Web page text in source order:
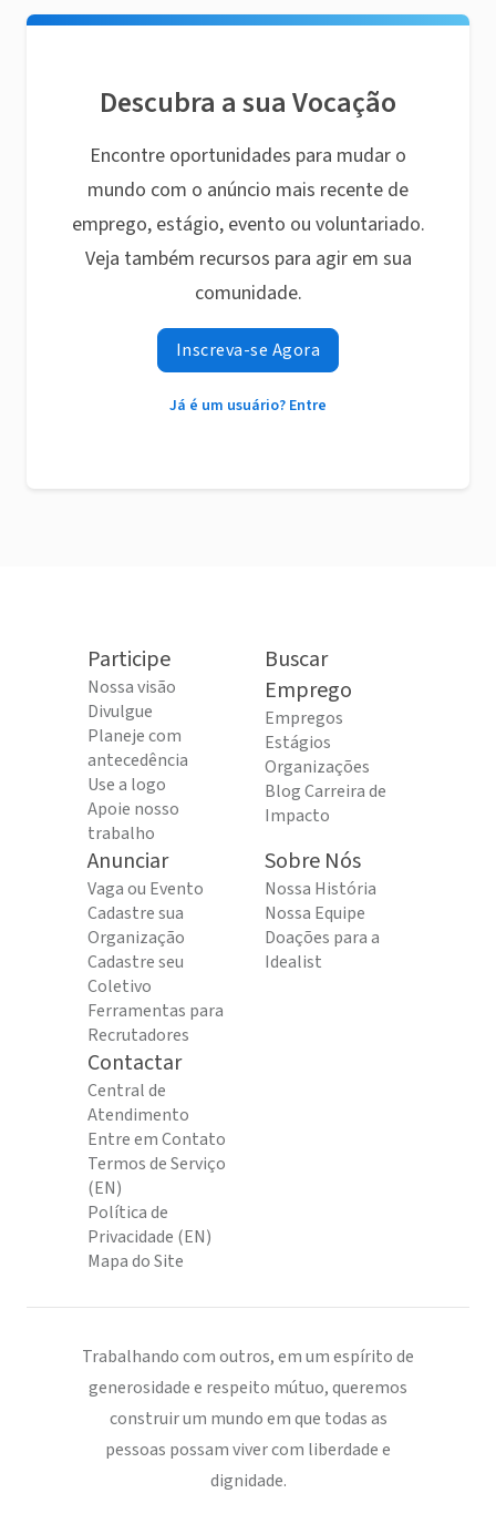
Descubra a sua Vocação
Encontre oportunidades para mudar o
mundo com o anúncio mais recente de
emprego, estágio, evento ou voluntariado.
Veja também recursos para agir em sua
comunidade.
Inscreva-se Agora
Já é um usuário? Entre
Participe
Nossa visão
Divulgue
Planeje com
antecedência
Use a logo
Apoie nosso
trabalho
Buscar
Emprego
Empregos
Estágios
Organizações
Blog Carreira de
Impacto
Anunciar
Vaga ou Evento
Cadastre sua
Organização
Cadastre seu
Coletivo
Ferramentas para
Recrutadores
Sobre Nós
Nossa História
Nossa Equipe
Doações para a
Idealist
Contactar
Central de
Atendimento
Entre em Contato
Termos de Serviço
(EN)
Política de
Privacidade (EN)
Mapa do Site
Trabalhando com outros, em um espírito de
generosidade e respeito mútuo, queremos
construir um mundo em que todas as
pessoas possam viver com liberdade e
dignidade.